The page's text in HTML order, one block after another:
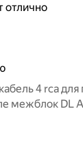
отлично
4 rca для
межблок DL